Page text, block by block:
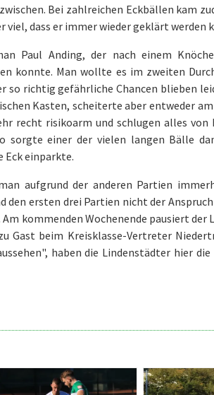
Bei zahlreichen Eckbällen kam
dass er immer wieder geklärt werden
Paul Anding, der nach einem
konnte. Man wollte es im zweiten
so richtig gefährliche Chancen blieben
Kasten, scheiterte aber entweder
recht risikoarm und schlugen alles
sorgte einer der vielen langen Bälle
Eck einparkte.
aufgrund der anderen Partien
den ersten drei Partien nicht der
kommenden Wochenende pausiert der
Gast beim Kreisklasse-Vertreter
haben die Lindenstädter hier